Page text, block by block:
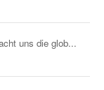
uns die glob...